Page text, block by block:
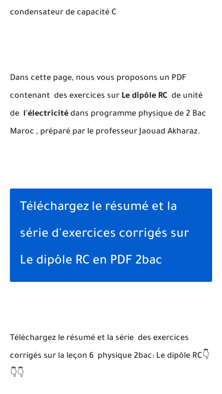
condensateur de capacité C
Dans cette page, nous vous proposons un PDF
contenant des exercices sur Le dipôle RC de unité
de l'électricité dans programme physique de 2 Bac
Maroc , préparé par le professeur Jaouad Akharaz.
Téléchargez le résumé et la
série d'exercices corrigés sur
Le dipôle RC en PDF 2bac
Téléchargez le résumé et la série des exercices
corrigés sur la leçon 6 physique 2bac: Le dipôle RC👇
👇👇